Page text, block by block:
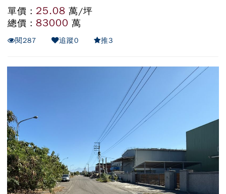
單價 : 25.08 萬/坪
總價 : 83000 萬
閱287 追蹤0 推3